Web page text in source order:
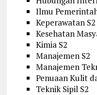
Ilmu
Keperawatan S2
Kesehatan
Kimia S2
Manajemen S2
Manajemen
Penuaan Kulit
Teknik Sipil S2